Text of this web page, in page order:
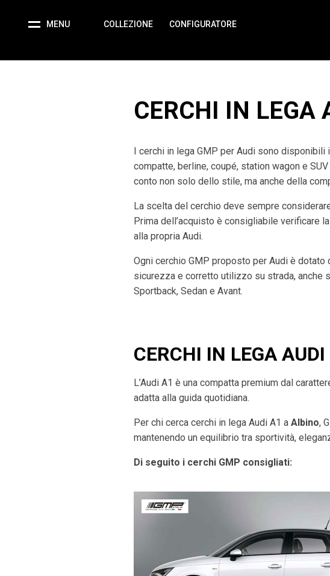
MENU COLLEZIONE CONFIGURATORE
CERCHI IN LEGA
I cerchi in lega GMP per Audi sono
compatte, berline, coupé, station wagon e
conto non solo dello stile, ma anche della
La scelta del cerchio deve sempre
Prima dell’acquisto è consigliabile verificare
alla propria Audi.
Ogni cerchio GMP proposto per Audi è
sicurezza e corretto utilizzo su strada, anche
Sportback, Sedan e Avant.
CERCHI IN LEGA
L’Audi A1 è una compatta premium dal
adatta alla guida quotidiana.
Per chi cerca cerchi in lega Audi A1 a Albino,
mantenendo un equilibrio tra sportività,
Di seguito i cerchi GMP consigliati: